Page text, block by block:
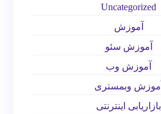
Uncategorized
آموزش
آموزش سئو
آموزش وب
آموزش وبمستری
بازاریابی اینترنتی